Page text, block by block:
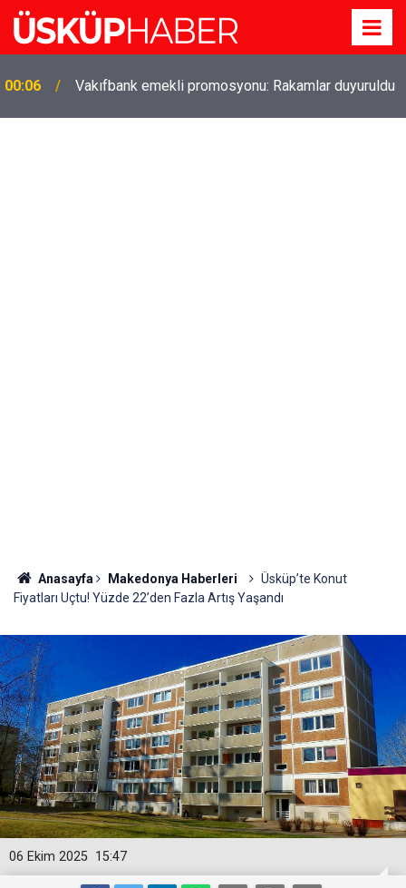
00:06 Vakıfbank emekli promosyonu: Rakamlar duyuruldu
19:21
Gözde oldu! Hem köy hem mahalle hayatı iç içe!
İzmir'deki doğal semt
Anasayfa Makedonya Haberleri
Üsküp’te Konut
Fiyatları Uçtu! Yüzde 22’den Fazla Artış Yaşandı
15:47
06 Ekim 2025